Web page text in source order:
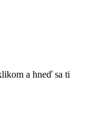
a hneď sa ti